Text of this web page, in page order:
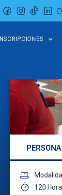
INSCRIPCIONES
120